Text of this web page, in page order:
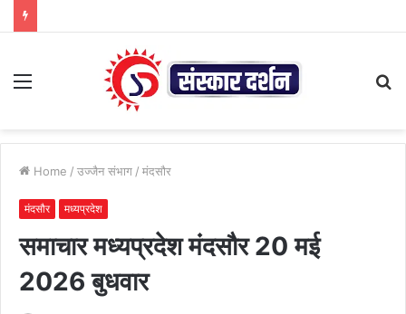
Menu
Home / उज्जैन संभाग / मंदसौर
मंदसौर मध्यप्रदेश
समाचार मध्यप्रदेश मंदसौर 20 मई
2026 बुधवार